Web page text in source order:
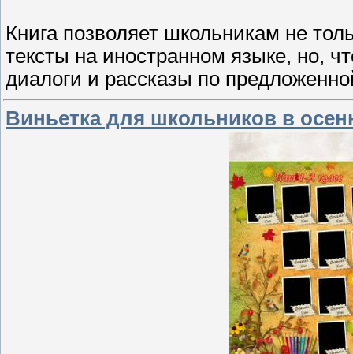
Книга позволяет школьникам не
тексты на иностранном языке, но,
диалоги и рассказы по
Виньетка для школьников в